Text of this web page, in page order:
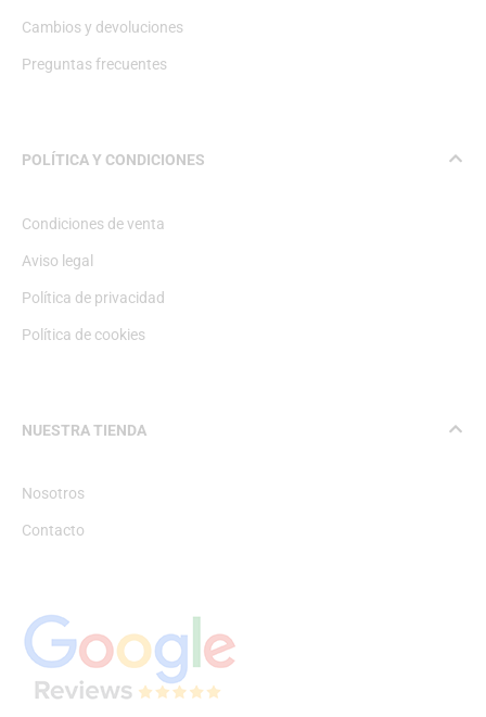
Cambios y devoluciones
Preguntas frecuentes
POLÍTICA Y CONDICIONES
Condiciones de venta
Aviso legal
Política de privacidad
Política de cookies
NUESTRA TIENDA
Nosotros
Contacto